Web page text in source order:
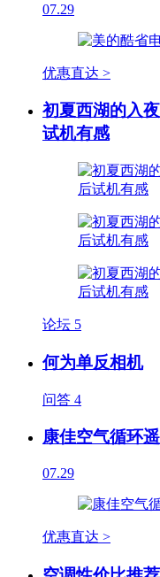
07.29
优惠直达 >
初夏西湖的入
试机有感
论坛 5
何为单反相机
问答 4
康佳空气循环
07.29
优惠直达 >